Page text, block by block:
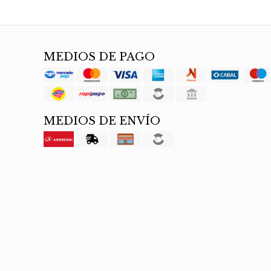
MEDIOS DE PAGO
MEDIOS DE ENVÍO